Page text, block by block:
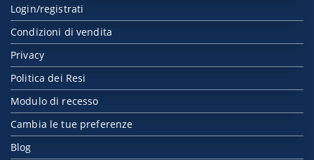
Login/registrati
Condizioni di vendita
Privacy
Politica dei Resi
Modulo di recesso
Cambia le tue preferenze
Blog